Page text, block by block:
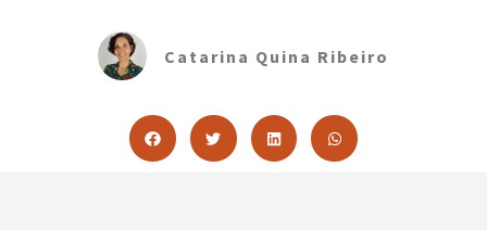
Catarina Quina Ribeiro